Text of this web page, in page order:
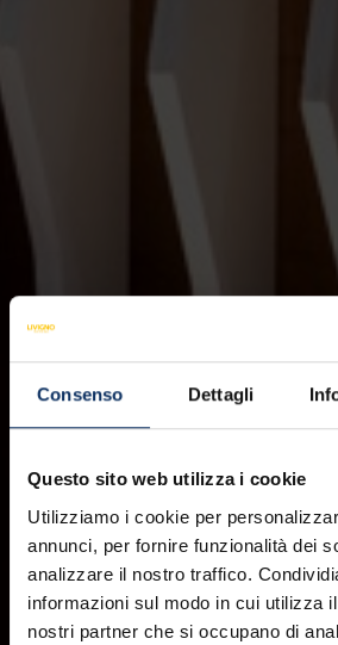
Consenso Dettagli
Questo sito web utilizza i cookie
Utilizziamo i cookie per
annunci, per fornire funzionalità dei
analizzare il nostro traffico.
informazioni sul modo in cui utilizza
nostri partner che si occupano di